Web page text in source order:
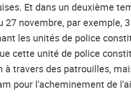
Et dans un deuxième
novembre, par
les unités de police
cette unité de police
à travers des patrouilles,
pour l'acheminement de